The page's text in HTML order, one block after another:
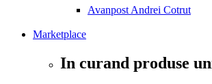
Avanpost Andrei Cotrut
Marketplace
In curand produse